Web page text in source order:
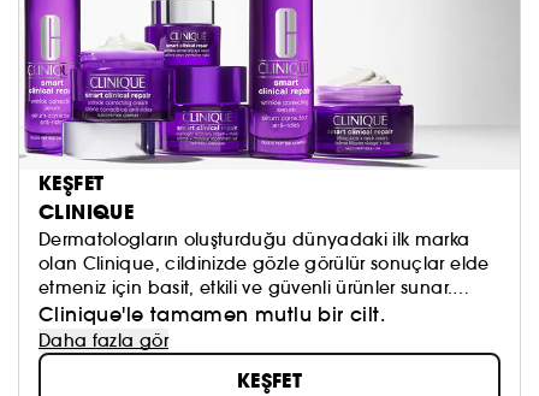
KEŞFET
CLINIQUE
Dermatologların oluşturduğu dünyadaki ilk marka
olan Clinique, cildinizde gözle görülür sonuçlar elde
etmeniz için basit, etkili ve güvenli ürünler sunar.
Paraben ve ftalat içermeyen kokusuz formüller, ciltte
tahriş yapmadan maksimum sonuçlar garanti
edecek şekilde tasarlanmıştır.
Clinique'le tamamen mutlu bir cilt.
Daha fazla gör
KEŞFET